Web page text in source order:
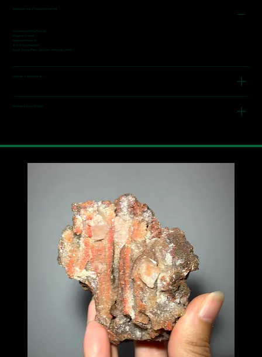
Angaben zur Produktsicherheit
Verantwortliche Person:
Wagner Ivonne
Narrenstetten 7a
84036 Kumhausen
https://www.fine-collectors-minerals.com/
Hinweis zum Mineral
Hinweise zum Sockel